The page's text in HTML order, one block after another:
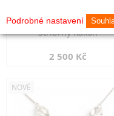
Stříbrný flakon
2 500 Kč
NOVÉ
Podrobné nastavení